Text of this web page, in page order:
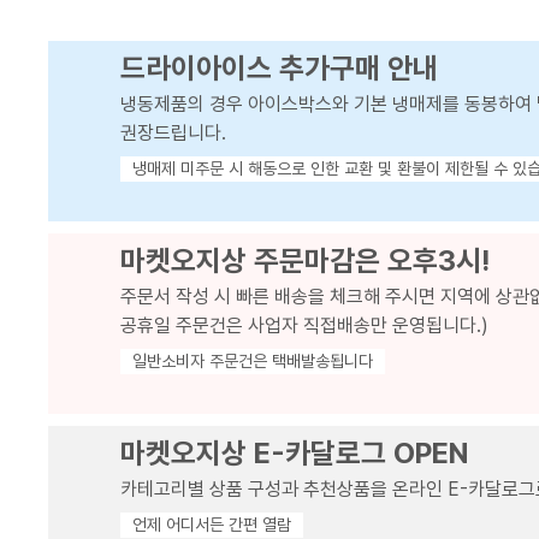
드라이아이스 추가구매 안내
냉동제품의 경우 아이스박스와 기본 냉매제를 동봉하
권장드립니다.
냉매제 미주문 시 해동으로 인한 교환 및 환불이 제한될 수 있
마켓오지상 주문마감은 오후3시!
주문서 작성 시 빠른 배송을 체크해 주시면 지역에 상
공휴일 주문건은 사업자 직접배송만 운영됩니다.)
일반소비자 주문건은 택배발송됩니다
마켓오지상 E-카달로그 OPEN
카테고리별 상품 구성과 추천상품을 온라인 E-카달로
언제 어디서든 간편 열람